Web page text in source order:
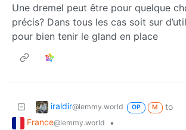
Une dremel peut être pour quelque
précis? Dans tous les cas soit sur
pour bien tenir le gland en place
iraldir@lemmy.world OP M
to
France@lemmy.world
•